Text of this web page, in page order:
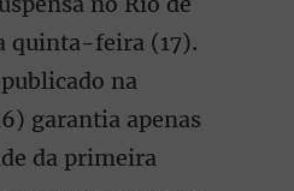
quinta-feira (17).
na
garantia apenas
da primeira